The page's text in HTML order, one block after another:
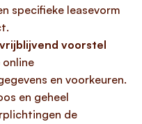
specifieke leasevorm
voorstel
online
en voorkeuren.
en geheel
de